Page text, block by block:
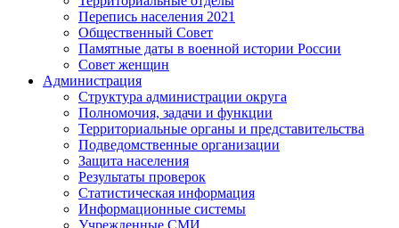
Перепись населения 2021
Общественный Совет
Памятные даты в военной истории России
Совет женщин
Администрация
Структура администрации округа
Полномочия, задачи и функции
Территориальные органы и представительства
Подведомственные организации
Защита населения
Результаты проверок
Статистическая информация
Информационные системы
Учрежденные СМИ